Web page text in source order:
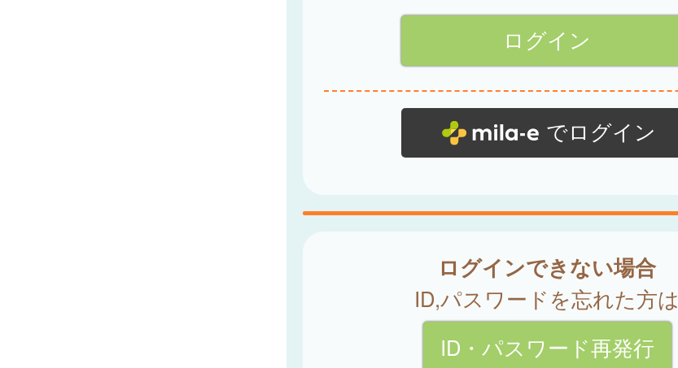
でログイン
ログインできない場合
ID,パスワードを忘れた方は
ID・パスワード再発行